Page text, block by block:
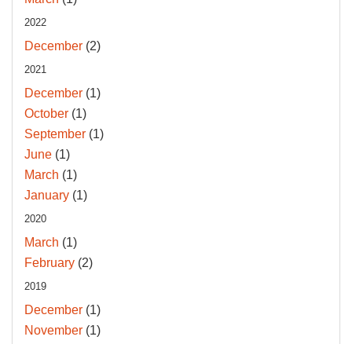
2022
December (2)
2021
December (1)
October (1)
September (1)
June (1)
March (1)
January (1)
2020
March (1)
February (2)
2019
December (1)
November (1)